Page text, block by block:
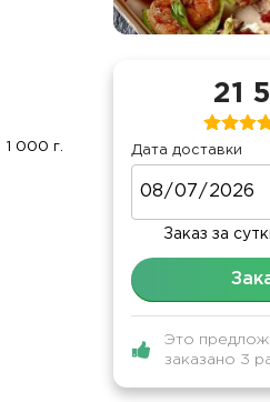
1 000 г.
21
Дата доставки
Заказ за
Это
заказано 3